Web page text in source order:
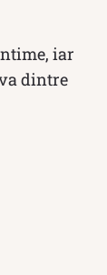
iar
dintre